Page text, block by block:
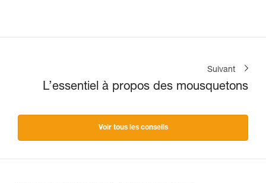
Suivant
L’essentiel à propos des mousquetons
Voir tous les conseils